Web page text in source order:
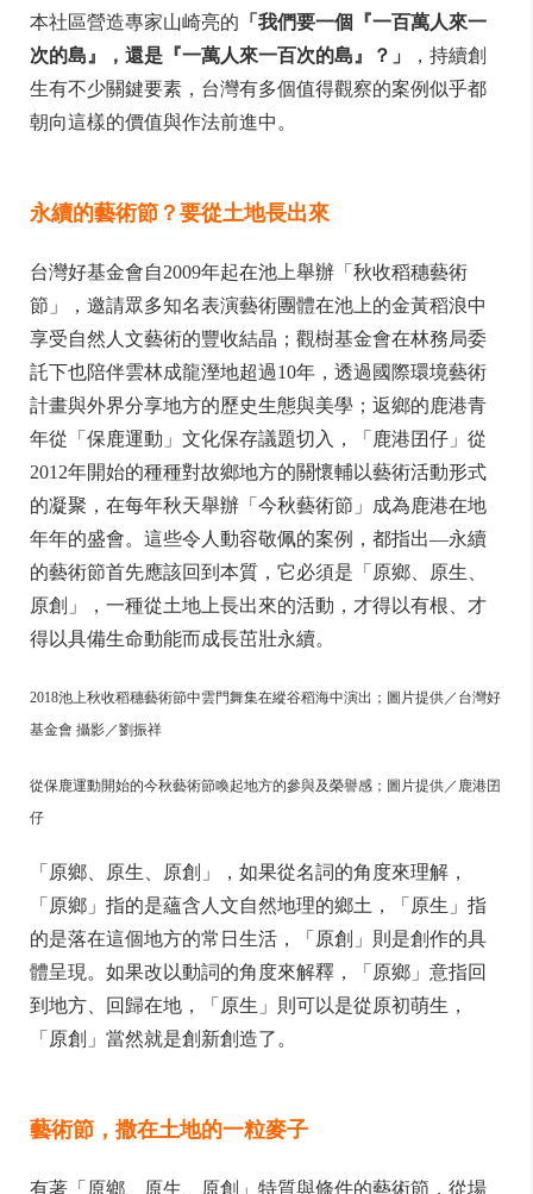
本社區營造專家山崎亮的 「我們要一個『一百萬人來一
次的島』，還是『一萬人來一百次的島』？」
，持續創
生有不少關鍵要素，台灣有多個值得觀察的案例似乎都
朝向這樣的價值與作法前進中。
永續的藝術節？要從土地長出來
台灣好基金會自2009年起在池上舉辦「秋收稻穗藝術
節」，邀請眾多知名表演藝術團體在池上的金黃稻浪中
享受自然人文藝術的豐收結晶；觀樹基金會在林務局委
託下也陪伴雲林成龍溼地超過10年，透過國際環境藝術
計畫與外界分享地方的歷史生態與美學；返鄉的鹿港青
年從「保鹿運動」文化保存議題切入，「鹿港囝仔」從
2012年開始的種種對故鄉地方的關懷輔以藝術活動形式
的凝聚，在每年秋天舉辦「今秋藝術節」成為鹿港在地
年年的盛會。這些令人動容敬佩的案例，都指出—永續
的藝術節首先應該回到本質，它必須是「原鄉、原生、
原創」，一種從土地上長出來的活動，才得以有根、才
得以具備生命動能而成長茁壯永續。
2018池上秋收稻穗藝術節中雲門舞集在縱谷稻海中演出；圖片提供／台灣好
基金會 攝影／劉振祥
從保鹿運動開始的今秋藝術節喚起地方的參與及榮譽感；圖片提供／鹿港囝
仔
「原鄉、原生、原創」，如果從名詞的角度來理解，
「原鄉」指的是蘊含人文自然地理的鄉土，「原生」指
的是落在這個地方的常日生活，「原創」則是創作的具
體呈現。如果改以動詞的角度來解釋，「原鄉」意指回
到地方、回歸在地，「原生」則可以是從原初萌生，
「原創」當然就是創新創造了。
藝術節，撒在土地的一粒麥子
有著「原鄉、原生、原創」特質與條件的藝術節，從場